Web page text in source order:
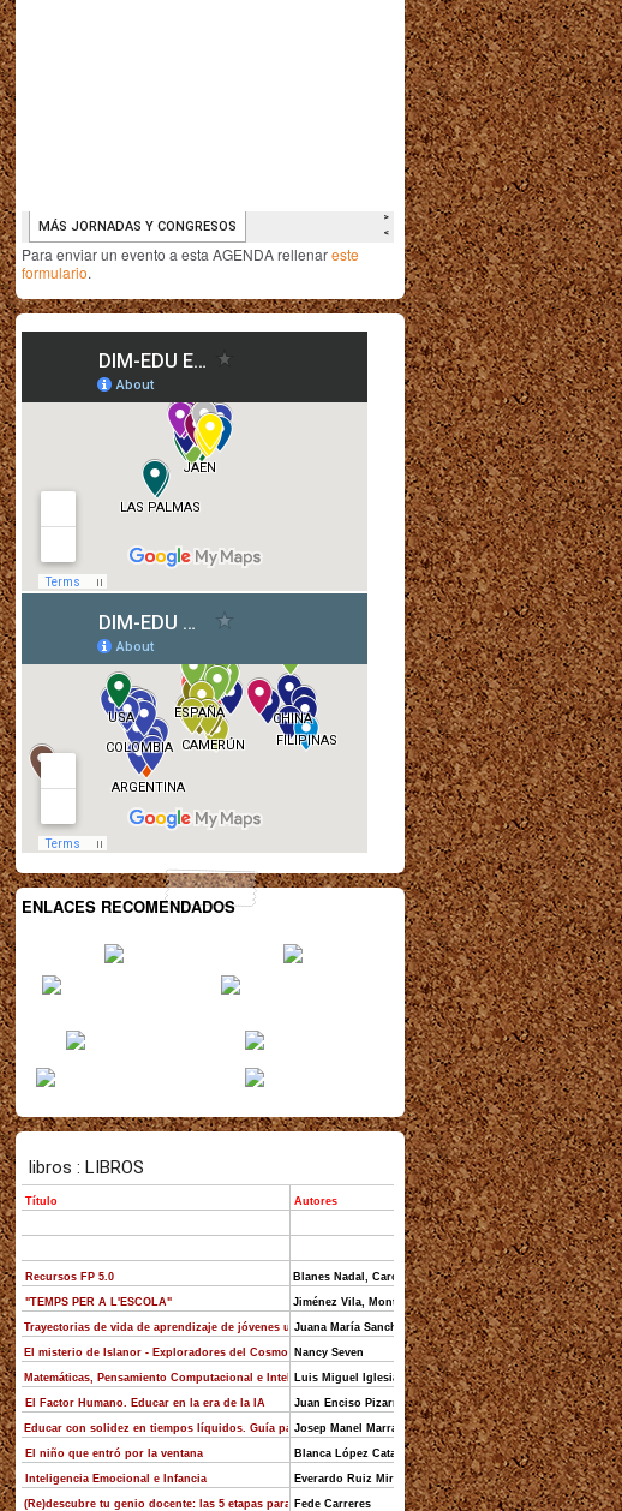
Para enviar un evento a esta AGENDA rellenareste
formulario.
ENLACES RECOMENDADOS